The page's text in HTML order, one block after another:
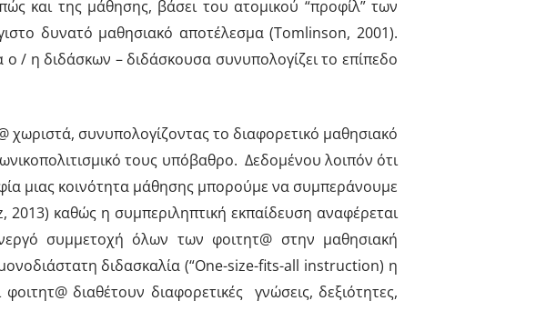
και της μάθησης, βάσει του ατομικού “προφίλ” των
δυνατό μαθησιακό αποτέλεσμα (Tomlinson, 2001).
/ η διδάσκων – διδάσκουσα συνυπολογίζει το επίπεδο
χωριστά, συνυπολογίζοντας το διαφορετικό μαθησιακό
τους υπόβαθρο. Δεδομένου λοιπόν ότι
μιας κοινότητα μάθησης μπορούμε να συμπεράνουμε
2013) καθώς η συμπεριληπτική εκπαίδευση αναφέρεται
συμμετοχή όλων των φοιτητ@ στην μαθησιακή
διδασκαλία (“One-size-fits-all instruction) η
διαθέτουν διαφορετικές γνώσεις, δεξιότητες,